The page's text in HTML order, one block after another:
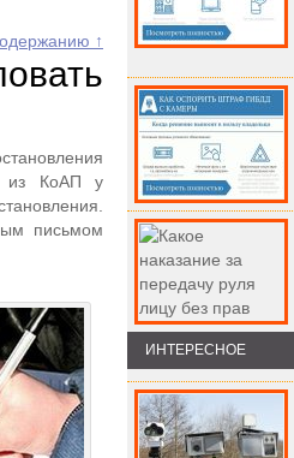
↑
из КоАП у
письмом
ИНТЕРЕСНОЕ